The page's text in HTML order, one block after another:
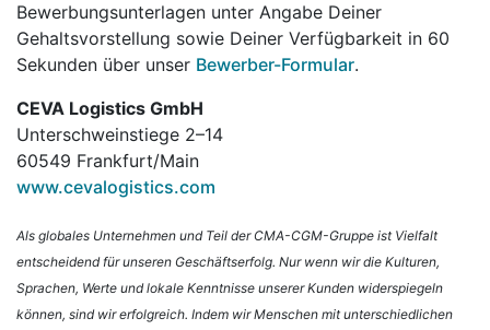
Bewerbungsunterlagen unter Angabe Deiner
Gehaltsvorstellung sowie Deiner Verfügbarkeit in 60
Sekunden über unser Bewerber-Formular.
CEVA Logistics GmbH
Unterschweinstiege 2–14
60549 Frankfurt/Main
www.cevalogistics.com
Als globales Unternehmen und Teil der CMA-CGM-Gruppe ist Vielfalt
entscheidend für unseren Geschäftserfolg. Nur wenn wir die Kulturen,
Sprachen, Werte und lokale Kenntnisse unserer Kunden widerspiegeln
können, sind wir erfolgreich. Indem wir Menschen mit unterschiedlichen